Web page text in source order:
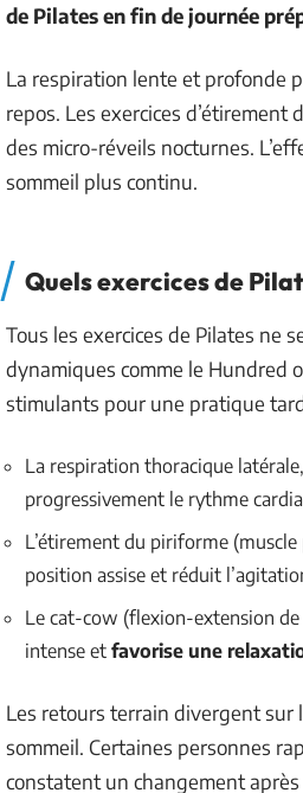
de Pilates en fin de journée
La respiration lente et profonde
repos. Les exercices
des micro-réveils nocturnes.
sommeil plus continu.
Quels exercices de
Tous les exercices de Pilates ne
dynamiques comme le Hundred
stimulants pour une pratique
La respiration thoracique
progressivement le rythme
L’étirement du piriforme
position assise et réduit
Le cat-cow (flexion-extension
intense et favorise une
Les retours terrain divergent sur
sommeil. Certaines personnes
constatent un changement